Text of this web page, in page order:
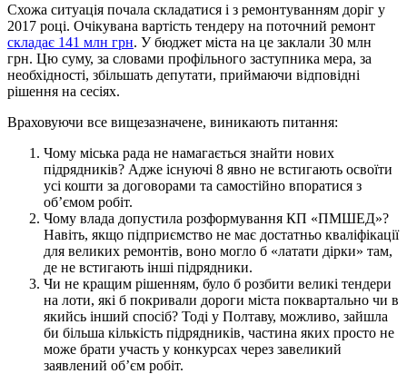
Схожа ситуація почала складатися і з ремонтуванням доріг у
2017 році. Очікувана вартість тендеру на поточний ремонт
складає 141 млн грн. У бюджет міста на це заклали 30 млн
грн. Цю суму, за словами профільного заступника мера, за
необхідності, збільшать депутати, приймаючи відповідні
рішення на сесіях.
Враховуючи все вищезазначене, виникають питання:
Чому міська рада не намагається знайти нових
підрядників? Адже існуючі 8 явно не встигають освоїти
усі кошти за договорами та самостійно впоратися з
об’ємом робіт.
Чому влада допустила розформування КП «ПМШЕД»?
Навіть, якщо підприємство не має достатньо кваліфікації
для великих ремонтів, воно могло б «латати дірки» там,
де не встигають інші підрядники.
Чи не кращим рішенням, було б розбити великі тендери
на лоти, які б покривали дороги міста поквартально чи в
якийсь інший спосіб? Тоді у Полтаву, можливо, зайшла
би більша кількість підрядників, частина яких просто не
може брати участь у конкурсах через завеликий
заявлений об’єм робіт.